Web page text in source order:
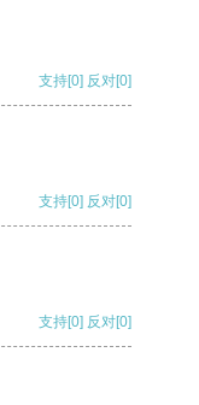
支持[0] 反对[0]
支持[0] 反对[0]
支持[0] 反对[0]